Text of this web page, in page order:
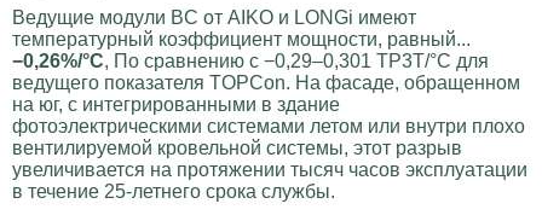
Ведущие модули BC от AIKO и LONGi имеют
температурный коэффициент мощности, равный...
−0,26%/°C, По сравнению с −0,29–0,301 TP3T/°C для
ведущего показателя TOPCon. На фасаде, обращенном
на юг, с интегрированными в здание
фотоэлектрическими системами летом или внутри плохо
вентилируемой кровельной системы, этот разрыв
увеличивается на протяжении тысяч часов эксплуатации
в течение 25-летнего срока службы.